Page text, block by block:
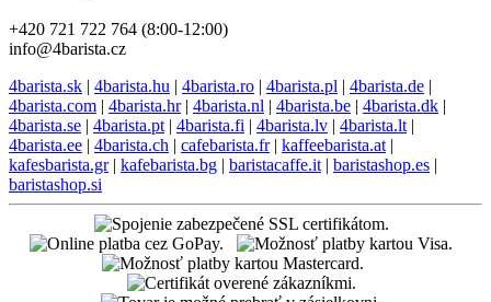
+420 721 722 764 (8:00-12:00)
info@4barista.cz
4barista.sk | 4barista.hu | 4barista.ro | 4barista.pl | 4barista.de |
4barista.com | 4barista.hr| 4barista.nl | 4barista.be | 4barista.dk |
4barista.se | 4barista.pt | 4barista.fi | 4barista.lv | 4barista.lt |
4barista.ee | 4barista.ch | cafebarista.fr| kaffeebarista.at |
kafesbarista.gr| kafebarista.bg | baristacaffe.it | baristashop.es |
baristashop.si